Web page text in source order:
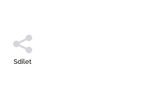
Sdílet